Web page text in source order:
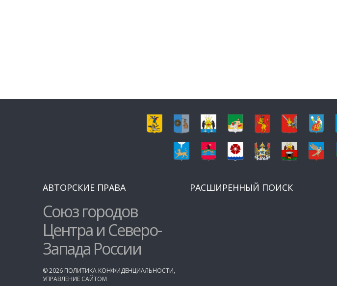
АВТОРСКИЕ ПРАВА
Союз городов
Центра и Северо-
Запада России
©2026 ПОЛИТИКА КОНФИДЕНЦИАЛЬНОСТИ,
УПРАВЛЕНИЕ САЙТОМ
РАСШИРЕННЫЙ ПОИСК